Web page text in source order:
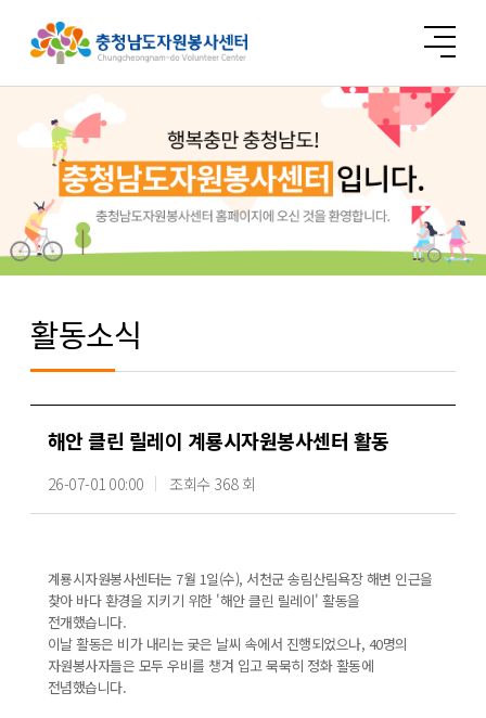
활동소식
해안 클린 릴레이 계룡시자원봉사센터 활동
26-07-01 00:00 조회수 368 회
계룡시자원봉사센터는 7월 1일(수), 서천군 송림산림욕장 해변 인근을
찾아 바다 환경을 지키기 위한 '해안 클린 릴레이' 활동을
전개했습니다.
이날 활동은 비가 내리는 궂은 날씨 속에서 진행되었으나, 40명의
자원봉사자들은 모두 우비를 챙겨 입고 묵묵히 정화 활동에
전념했습니다.